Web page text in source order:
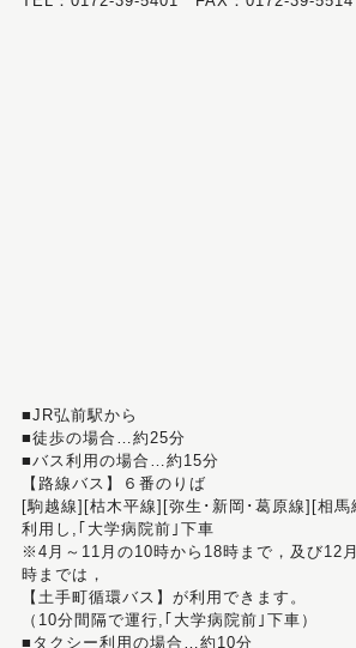
■JR弘前駅から
■徒歩の場合…約25分
■バス利用の場合…約15分
【路線バス】６番のりば
[駒越線][枯木平線][弥生･新岡･葛原線][相
利用し,｢大学病院前｣下車
※4月～11月の10時から18時まで，及び12
時までは，
【土手町循環バス】が利用できます。
（10分間隔で運行,｢大学病院前｣下車）
■タクシー利用の場合…約10分